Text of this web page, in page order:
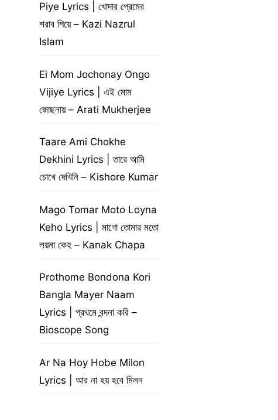
Piye Lyrics | খোদার প্রেমের
শরাব পিয়ে – Kazi Nazrul
Islam
Ei Mom Jochonay Ongo
Vijiye Lyrics | এই মোম
জোছনায় – Arati Mukherjee
Taare Ami Chokhe
Dekhini Lyrics | তারে আমি
চোখে দেখিনি – Kishore Kumar
Mago Tomar Moto Loyna
Keho Lyrics | মাগো তোমার মতো
লয়না কেহ – Kanak Chapa
Prothome Bondona Kori
Bangla Mayer Naam
Lyrics | প্রথমে বন্দনা করি –
Bioscope Song
Ar Na Hoy Hobe Milon
Lyrics | আর না হয় হবে মিলন